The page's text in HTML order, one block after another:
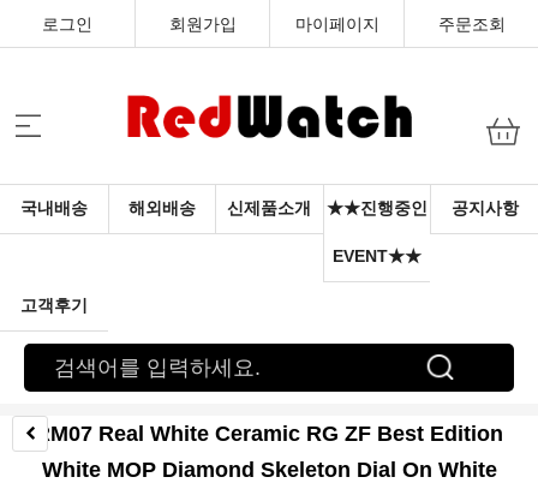
로그인 회원가입 마이페이지 주문조회
국내배송 해외배송 신제품소개 ★★진행중인
EVENT★★
공지사항
고객후기
RM07 Real White Ceramic RG ZF Best Edition
White MOP Diamond Skeleton Dial On White